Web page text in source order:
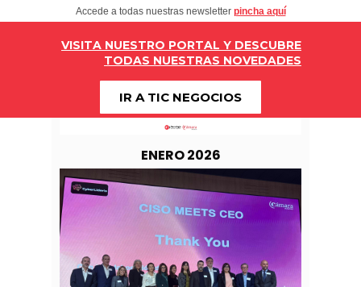
Accede a todas nuestras newsletter pincha aquí
VISITA NUESTRO PORTAL Y DESCUBRE
TODAS NUESTRAS NOVEDADES
IR A TIC NEGOCIOS
ENERO 2026